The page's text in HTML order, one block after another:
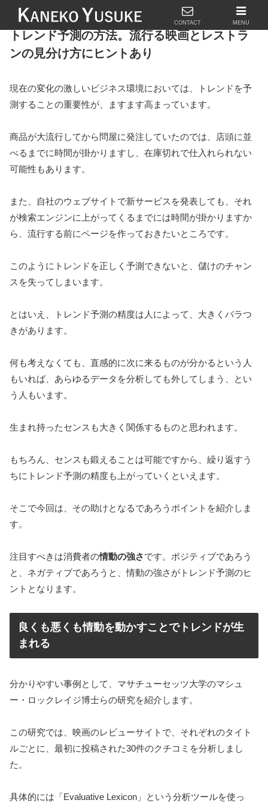
トレンド予測の方法。流行る映画とレストラ
ンの見分け方にヒントあり
現在の変化の激しいビジネス環境においては、トレンドを予
測することの重要性が、ますます高まっています。
商品が大流行してから問屋に発注していたのでは、店頭に並
べるまでに時間が掛かりますし、在庫切れで仕入れられない
可能性もあります。
また、自社のウェブサイトで新サービスを発表しても、それ
が検索エンジンに上がってくるまでには時間が掛かりますか
ら、流行する前にページを作っておきたいところです。
このようにトレンドを正しく予測できないと、儲けのチャン
スを失ってしまいます。
とはいえ、トレンド予測の精度は人によって、大きくバラつ
きがあります。
何も考えなくても、直感的に次に来るものが分かるという人
もいれば、あらゆるデータを分析しても外してしまう、とい
う人もいます。
生まれ持ったセンスも大きく関係するものと思われます。
もちろん、センスも鍛えることは可能ですから、繰り返すう
ちにトレンド予測の精度も上がっていくといえます。
そこで今回は、その助けとなるであろうポイントを紹介しま
す。
注目すべきは消費者の情動の強さです。ポジティブであろう
と、ネガティブであろうと、情動の強さがトレンド予測のヒ
ントとなります。
良くも悪くも情動を動かすことでトレンドが生
まれる
分かりやすい事例として、マサチューセッツ大学のマシュ
ー・ロックレイジ博士らの研究を紹介します。
この研究では、映画のレビューサイトで、それぞれのタイト
ルごとに、最初に投稿された30件のクチコミを分析しまし
た。
具体的には「Evaluative Lexicon」という分析ツールを使っ
CONTACT MENU